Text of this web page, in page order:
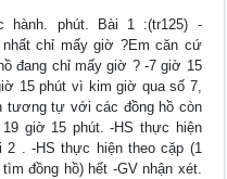
hành. phút. Bài 1 :(tr125) -
chỉ mấy giờ ?Em căn cứ
đang chỉ mấy giờ ? -7 giờ 15
15 phút vì kim giờ qua số 7,
tương tự với các đồng hồ còn
giờ 15 phút. -HS thực hiện
. -HS thực hiện theo cặp (1
đồng hồ) hết -GV nhận xét.